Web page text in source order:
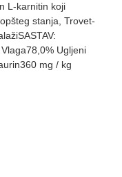
L-karnitin koji
stanja, Trovet-
Ugljeni
mg / kg